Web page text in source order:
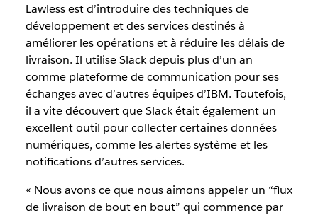
Lawless est d’introduire des techniques de
développement et des services destinés à
améliorer les opérations et à réduire les délais de
livraison. Il utilise Slack depuis plus d’un an
comme plateforme de communication pour ses
échanges avec d’autres équipes d’IBM. Toutefois,
il a vite découvert que Slack était également un
excellent outil pour collecter certaines données
numériques, comme les alertes système et les
notifications d’autres services.
« Nous avons ce que nous aimons appeler un “flux
de livraison de bout en bout” qui commence par